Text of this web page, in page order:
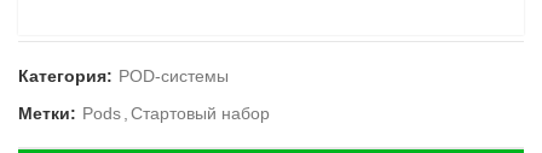
Категория: POD-системы
Метки: Pods Стартовый набор